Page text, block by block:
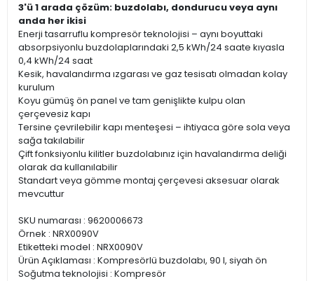
3'ü 1 arada çözüm: buzdolabı, dondurucu veya aynı
anda her ikisi
Enerji tasarruflu kompresör teknolojisi – aynı boyuttaki
absorpsiyonlu buzdolaplarındaki 2,5 kWh/24 saate kıyasla
0,4 kWh/24 saat
Kesik, havalandırma ızgarası ve gaz tesisatı olmadan kolay
kurulum
Koyu gümüş ön panel ve tam genişlikte kulpu olan
çerçevesiz kapı
Tersine çevrilebilir kapı menteşesi – ihtiyaca göre sola veya
sağa takılabilir
Çift fonksiyonlu kilitler buzdolabınız için havalandırma deliği
olarak da kullanılabilir
Standart veya gömme montaj çerçevesi aksesuar olarak
mevcuttur
SKU numarası : 9620006673
Örnek : NRX0090V
Etiketteki model : NRX0090V
Ürün Açıklaması : Kompresörlü buzdolabı, 90 l, siyah ön
Soğutma teknolojisi : Kompresör